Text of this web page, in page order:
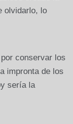
olvidarlo, lo
conservar los
impronta de los
sería la